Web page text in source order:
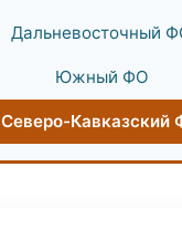
Дальневосточный
Южный ФО
Северо-Кавказский